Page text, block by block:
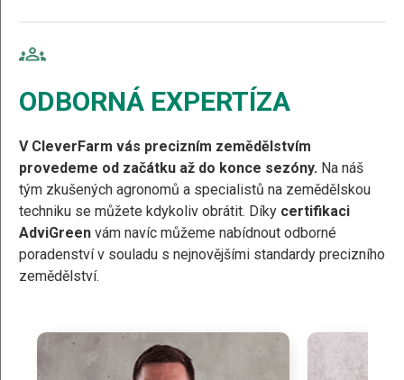
ODBORNÁ EXPERTÍZA
V CleverFarm vás precizním zemědělstvím
provedeme od začátku až do konce sezóny. Na náš
tým zkušených agronomů a specialistů na zemědělskou
techniku se můžete kdykoliv obrátit. Díky certifikaci
AdviGreen vám navíc můžeme nabídnout odborné
poradenství v souladu s nejnovějšími standardy precizního
zemědělství.